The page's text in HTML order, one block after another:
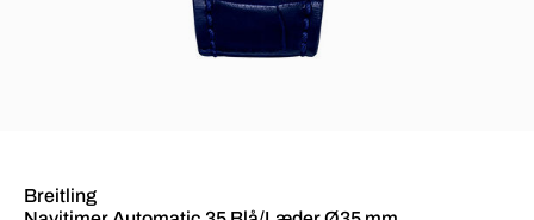
Breitling